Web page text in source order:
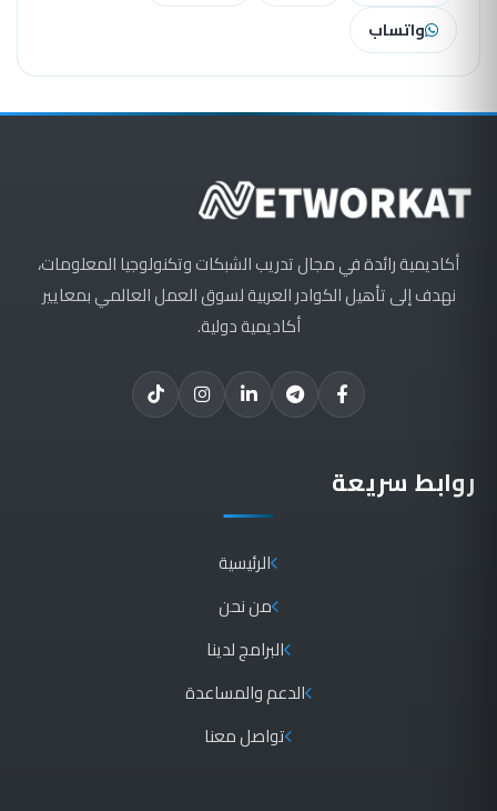
واتساب
أكاديمية رائدة في مجال تدريب الشبكات وتكنولوجيا المعلومات،
نهدف إلى تأهيل الكوادر العربية لسوق العمل العالمي بمعايير
أكاديمية دولية.
روابط سريعة
الرئيسية
من نحن
البرامج لدينا
الدعم والمساعدة
تواصل معنا